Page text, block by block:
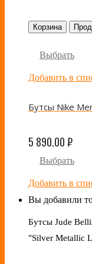
Корзина
Выбрать
Добавить в
Бутсы Nike
5 890.00₽
Выбрать
Добавить в
Вы добавили
Бутсы Jude
"Silver Metallic